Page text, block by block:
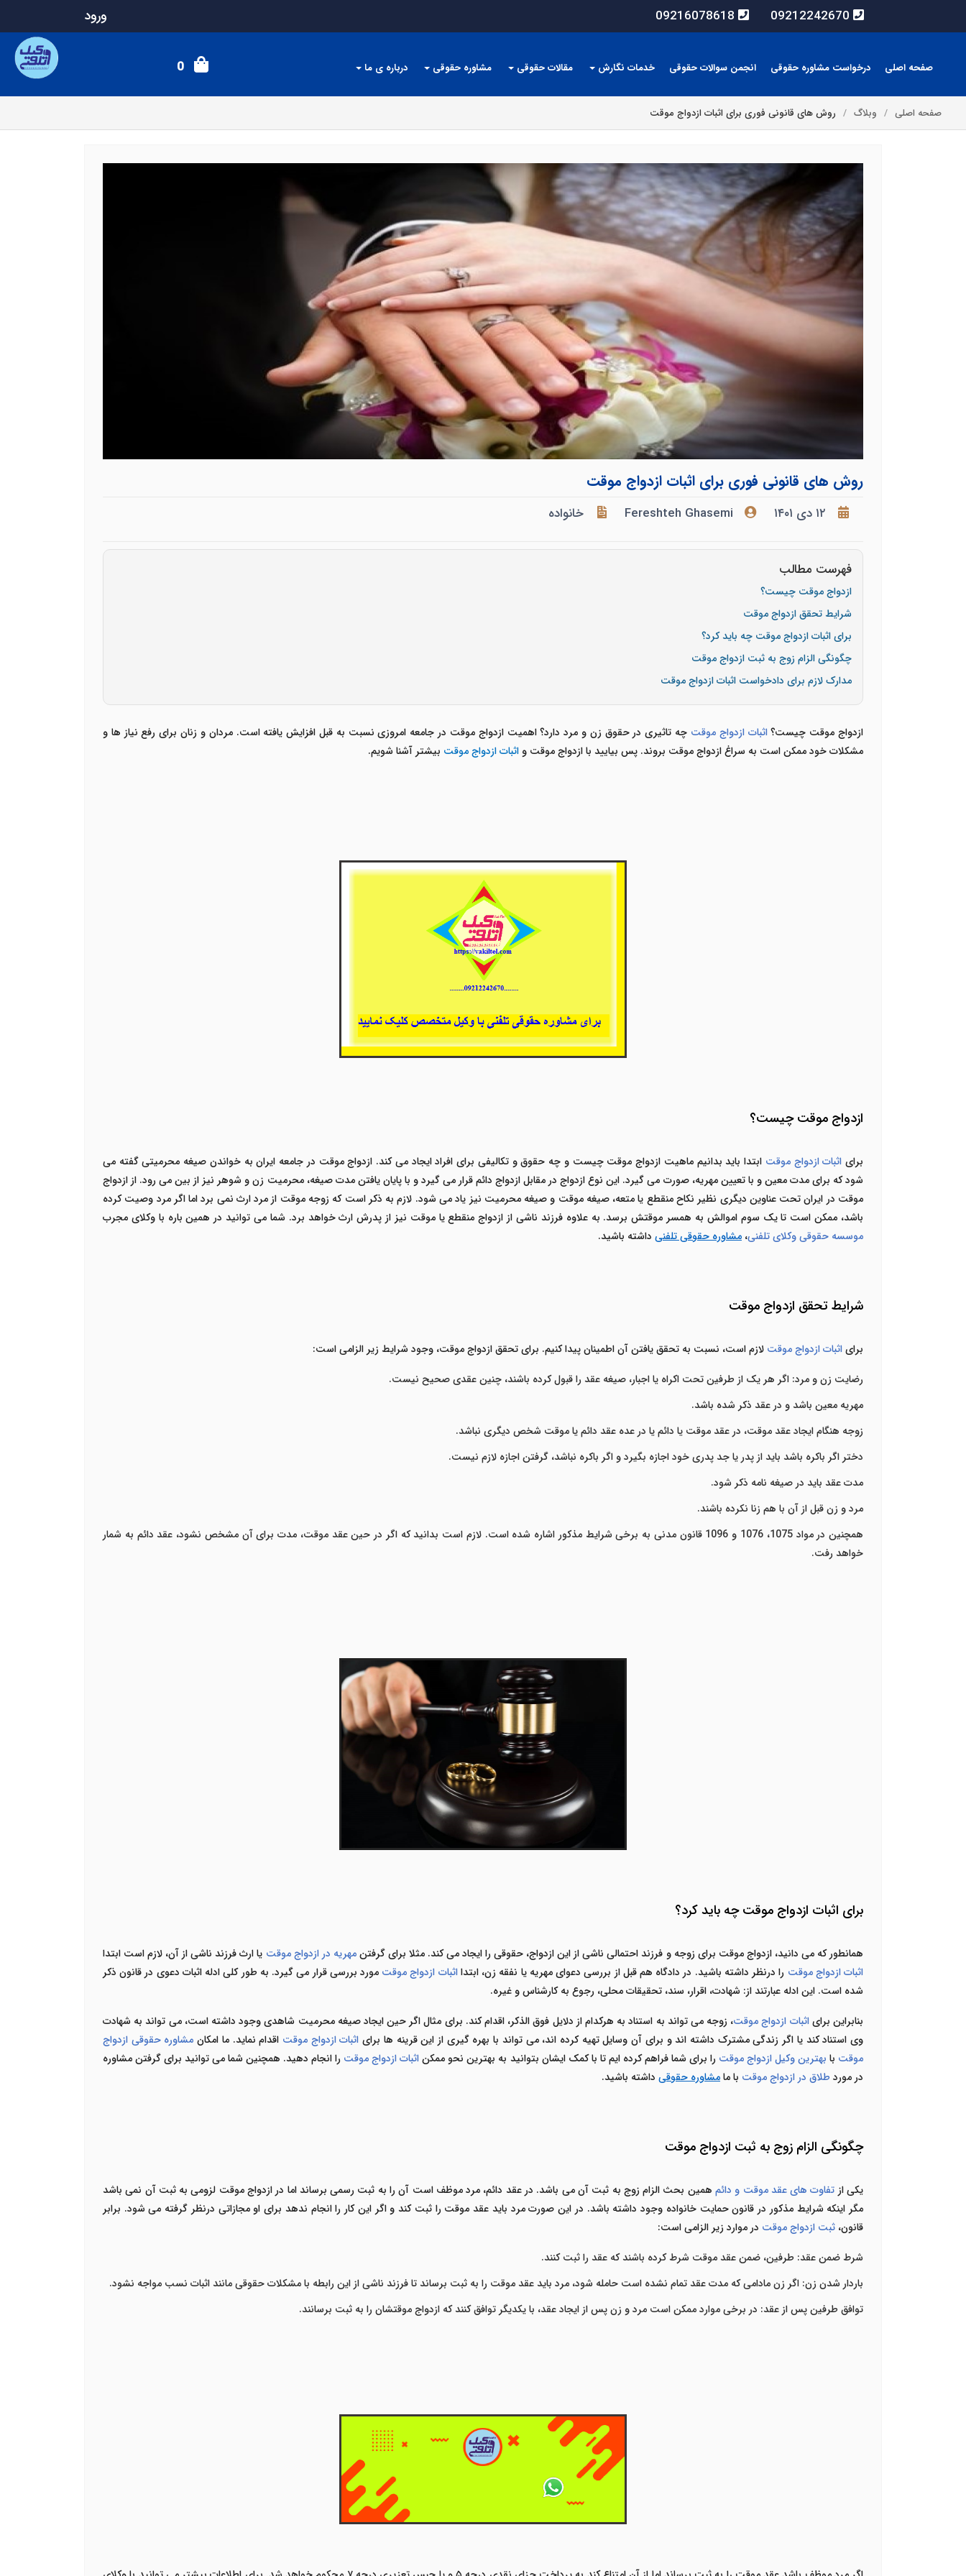
09212242670
09216078618 ورود
صفحه اصلی درخواست مشاوره حقوقی انجمن سوالات حقوقی خدمات نگارش مقالات حقوقی مشاوره حقوقی درباره ی ما 0
صفحه اصلی وبلاگ روش های قانونی فوری برای اثبات ازدواج موقت
روش های قانونی فوری برای اثبات ازدواج موقت
۱۲ دی ۱۴۰۱ Fereshteh Ghasemi خانواده
فهرست مطالب
ازدواج موقت چیست؟
شرایط تحقق ازدواج موقت
برای اثبات ازدواج موقت چه باید کرد؟
چگونگی الزام زوج به ثبت ازدواج موقت
مدارک لازم برای دادخواست اثبات ازدواج موقت
ازدواج موقت چیست؟اثبات ازدواج موقت چه تاثیری در حقوق زن و مرد دارد؟ اهمیت ازدواج موقت در جامعه امروزی نسبت به قبل افزایش یافته است. مردان و زنان برای رفع نیاز ها و
مشکلات خود ممکن است به سراغ ازدواج موقت بروند. پس بیایید با ازدواج موقت و اثبات ازدواج موقت بیشتر آشنا شویم.
ازدواج موقت چیست؟
برای اثبات ازدواج موقت ابتدا باید بدانیم ماهیت ازدواج موقت چیست و چه حقوق و تکالیفی برای افراد ایجاد می کند. ازدواج موقت در جامعه ایران به خواندن صیغه محرمیتی گفته می
شود که برای مدت معین و با تعیین مهریه، صورت می گیرد. این نوع ازدواج در مقابل ازدواج دائم قرار می گیرد و با پایان یافتن مدت صیغه، محرمیت زن و شوهر نیز از بین می رود. از ازدواج
موقت در ایران تحت عناوین دیگری نظیر نکاح منقطع یا متعه، صیغه موقت و صیغه محرمیت نیز یاد می شود. لازم به ذکر است که زوجه موقت از مرد ارث نمی برد اما اگر مرد وصیت کرده
باشد، ممکن است تا یک سوم اموالش به همسر موقتش برسد. به علاوه فرزند ناشی از ازدواج منقطع یا موقت نیز از پدرش ارث خواهد برد. شما می توانید در همین باره با وکلای مجرب
موسسه حقوقی وکلای تلفنی، مشاوره حقوقی تلفنی داشته باشید.
شرایط تحقق ازدواج موقت
برایاثبات ازدواج موقت لازم است، نسبت به تحقق یافتن آن اطمینان پیدا کنیم. برای تحقق ازدواج موقت، وجود شرایط زیر الزامی است:
رضایت زن و مرد: اگر هر یک از طرفین تحت اکراه یا اجبار، صیغه عقد را قبول کرده باشند، چنین عقدی صحیح نیست.
مهریه معین باشد و در عقد ذکر شده باشد.
زوجه هنگام ایجاد عقد موقت، در عقد موقت یا دائم یا در عده عقد دائم یا موقت شخص دیگری نباشد.
دختر اگر باکره باشد باید از پدر یا جد پدری خود اجازه بگیرد و اگر باکره نباشد، گرفتن اجازه لازم نیست.
مدت عقد باید در صیغه نامه ذکر شود.
مرد و زن قبل از آن با هم زنا نکرده باشند.
همچنین در مواد 1075، 1076 و 1096 قانون مدنی به برخی شرایط مذکور اشاره شده است. لازم است بدانید که اگر در حین عقد موقت، مدت برای آن مشخص نشود، عقد دائم به شمار
خواهد رفت.
برای اثبات ازدواج موقت چه باید کرد؟
همانطور که می دانید، ازدواج موقت برای زوجه و فرزند احتمالی ناشی از این ازدواج، حقوقی را ایجاد می کند. مثلا برای گرفتنمهریه در ازدواج موقت یا ارث فرزند ناشی از آن، لازم است ابتدا
اثبات ازدواج موقت را درنظر داشته باشید. در دادگاه هم قبل از بررسی دعوای مهریه یا نفقه زن، ابتدااثبات ازدواج موقت مورد بررسی قرار می گیرد. به طور کلی ادله اثبات دعوی در قانون ذکر
شده است. این ادله عبارتند از: شهادت، اقرار، سند، تحقیقات محلی، رجوع به کارشناس و غیره.
بنابراین برایاثبات ازدواج موقت، زوجه می تواند به استناد به هرکدام از دلایل فوق الذکر، اقدام کند. برای مثال اگر حین ایجاد صیغه محرمیت شاهدی وجود داشته است، می تواند به شهادت
وی استناد کند یا اگر زندگی مشترک داشته اند و برای آن وسایل تهیه کرده اند، می تواند با بهره گیری از این قرینه ها برای اثبات ازدواج موقت اقدام نماید. ما امکان مشاوره حقوقی ازدواج
موقت با بهترین وکیل ازدواج موقت را برای شما فراهم کرده ایم تا با کمک ایشان بتوانید به بهترین نحو ممکناثبات ازدواج موقت را انجام دهید. همچنین شما می توانید برای گرفتن مشاوره
در مورد طلاق در ازدواج موقت با مامشاوره حقوقی داشته باشید.
چگونگی الزام زوج به ثبت ازدواج موقت
یکی از تفاوت های عقد موقت و دائم همین بحث الزام زوج به ثبت آن می باشد. در عقد دائم، مرد موظف است آن را به ثبت رسمی برساند اما در ازدواج موقت لزومی به ثبت آن نمی باشد
مگر اینکه شرایط مذکور در قانون حمایت خانواده وجود داشته باشد. در این صورت مرد باید عقد موقت را ثبت کند و اگر این کار را انجام ندهد برای او مجازاتی درنظر گرفته می شود. برابر
قانون، ثبت ازدواج موقت در موارد زیر الزامی است:
شرط ضمن عقد: طرفین، ضمن عقد موقت شرط کرده باشند که عقد را ثبت کنند.
باردار شدن زن: اگر زن مادامی که مدت عقد تمام نشده است حامله شود، مرد باید عقد موقت را به ثبت برساند تا فرزند ناشی از این رابطه با مشکلات حقوقی مانند اثبات نسب مواجه نشود.
توافق طرفین پس از عقد: در برخی موارد ممکن است مرد و زن پس از ایجاد عقد، با یکدیگر توافق کنند که ازدواج موقتشان را به ثبت برسانند.